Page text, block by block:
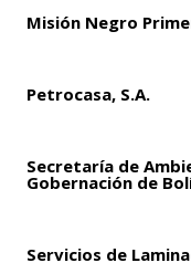
Misión Negro
Petrocasa, S.A.
Secretaría de
Gobernación de
Servicios de